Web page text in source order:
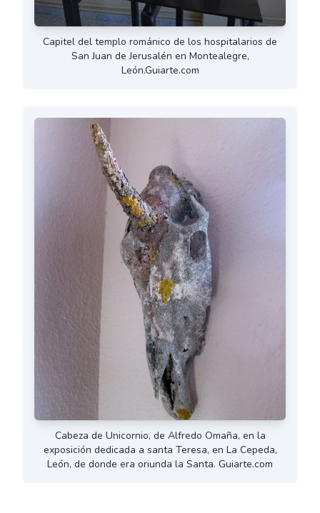
Capitel del templo románico de los hospitalarios de
San Juan de Jerusalén en Montealegre,
León.Guiarte.com
Cabeza de Unicornio, de Alfredo Omaña, en la
exposición dedicada a santa Teresa, en La Cepeda,
León, de donde era oriunda la Santa. Guiarte.com